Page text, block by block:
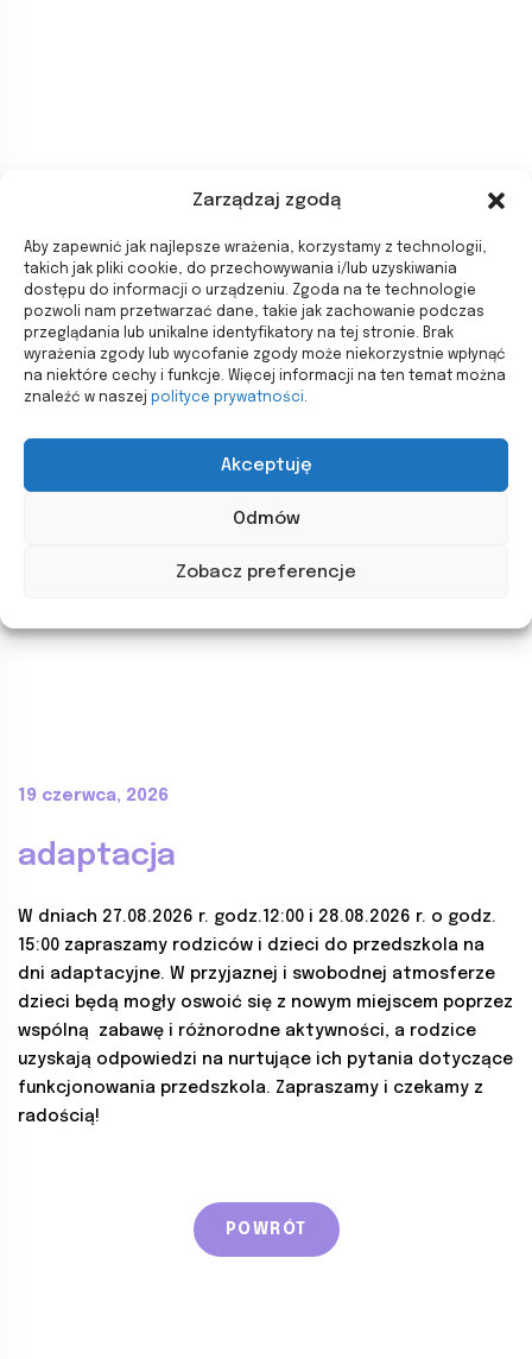
Zarządzaj zgodą
Aby zapewnić jak najlepsze wrażenia, korzystamy z technologii,
takich jak pliki cookie, do przechowywania i/lub uzyskiwania
dostępu do informacji o urządzeniu. Zgoda na te technologie
pozwoli nam przetwarzać dane, takie jak zachowanie podczas
przeglądania lub unikalne identyfikatory na tej stronie. Brak
wyrażenia zgody lub wycofanie zgody może niekorzystnie wpłynąć
na niektóre cechy i funkcje. Więcej informacji na ten temat można
znaleźć w naszej polityce prywatności.
Akceptuję
Odmów
Zobacz preferencje
19 czerwca, 2026
adaptacja
W dniach 27.08.2026 r. godz.12:00 i 28.08.2026 r. o godz.
15:00 zapraszamy rodziców i dzieci do przedszkola na
dni adaptacyjne. W przyjaznej i swobodnej atmosferze
dzieci będą mogły oswoić się z nowym miejscem poprzez
wspólną zabawę i różnorodne aktywności, a rodzice
uzyskają odpowiedzi na nurtujące ich pytania dotyczące
funkcjonowania przedszkola. Zapraszamy i czekamy z
radością!
POWRÓT